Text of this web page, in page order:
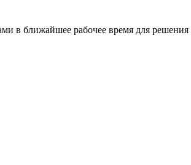
в ближайшее рабочее время для